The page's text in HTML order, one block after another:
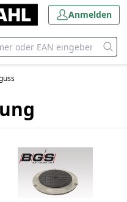
Anmelden